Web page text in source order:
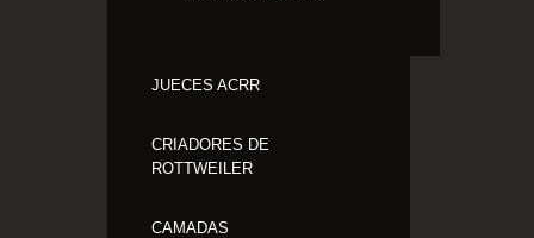
JUECES ACRR
CRIADORES DE
ROTTWEILER
CAMADAS